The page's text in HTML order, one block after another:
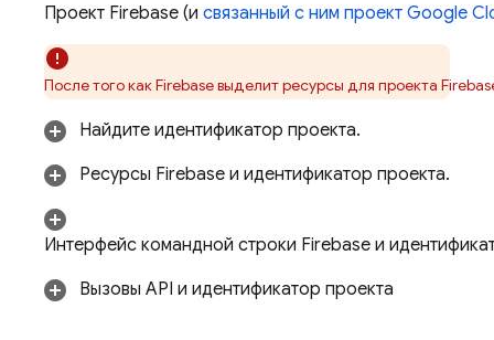
Проект Firebase (и связанный с ним проект Google
После того как Firebase выделит ресурсы для проекта
Найдите идентификатор проекта.
Ресурсы Firebase и идентификатор проекта.
Интерфейс командной строки Firebase и
Вызовы API и идентификатор проекта